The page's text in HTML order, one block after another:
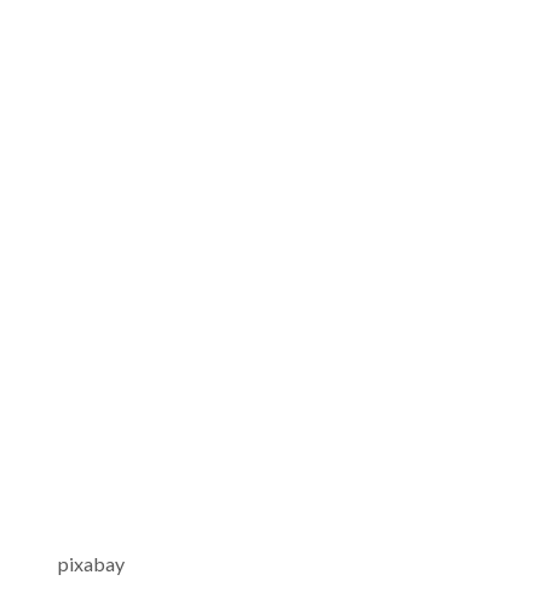
pixabay